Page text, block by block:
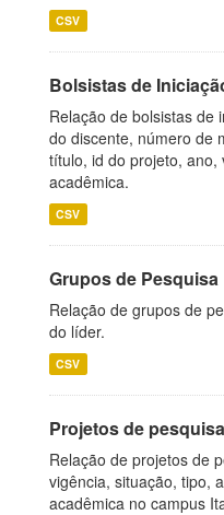
CSV
Bolsistas de
Relação de bolsistas de
do discente, número de
título, id do projeto, ano,
acadêmica.
CSV
Grupos de Pesquisa
Relação de grupos de
do líder.
CSV
Projetos de
Relação de projetos de
vigência, situação, tipo,
acadêmica no campus